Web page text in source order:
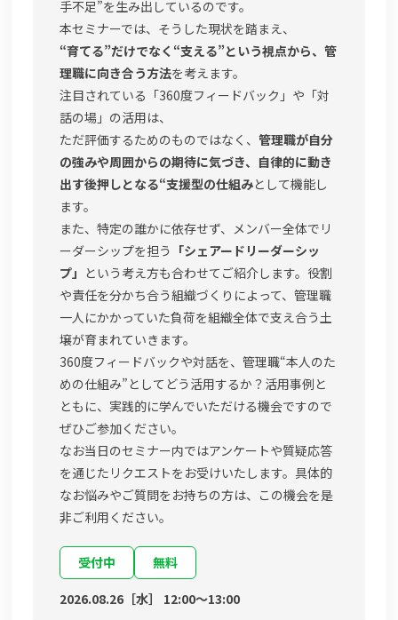
手不足”を生み出しているのです。
本セミナーでは、そうした現状を踏まえ、
“育てる”だけでなく“支える”という視点から、管
理職に向き合う方法を考えます。
注目されている「360度フィードバック」や「対
話の場」の活用は、
ただ評価するためのものではなく、 管理職が自分
の強みや周囲からの期待に気づき、自律的に動き
出す後押しとなる“支援型の仕組みとして機能し
ます。
また、特定の誰かに依存せず、メンバー全体でリ
ーダーシップを担う 「シェアードリーダーシッ
プ」 という考え方も合わせてご紹介します。役割
や責任を分かち合う組織づくりによって、管理職
一人にかかっていた負荷を組織全体で支え合う土
壌が育まれていきます。
360度フィードバックや対話を、管理職“本人のた
めの仕組み”としてどう活用するか？活用事例と
ともに、実践的に学んでいただける機会ですので
ぜひご参加ください。
なお当日のセミナー内ではアンケートや質疑応答
を通じたリクエストをお受けいたします。具体的
なお悩みやご質問をお持ちの方は、この機会を是
非ご利用ください。
受付中 無料
2026.08.26［水］ 12:00〜13:00